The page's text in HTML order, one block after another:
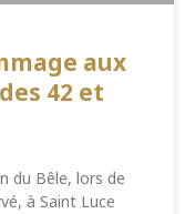
aux
42 et
du Bêle, lors de
à Saint Luce